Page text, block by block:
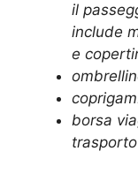
il
include
e
borsa